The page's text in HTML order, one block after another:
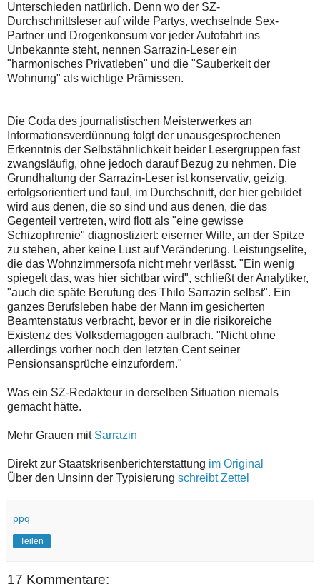
Unterschieden natürlich. Denn wo der SZ-
Durchschnittsleser auf wilde Partys, wechselnde Sex-
Partner und Drogenkonsum vor jeder Autofahrt ins
Unbekannte steht, nennen Sarrazin-Leser ein
"harmonisches Privatleben" und die "Sauberkeit der
Wohnung" als wichtige Prämissen.
Die Coda des journalistischen Meisterwerkes an
Informationsverdünnung folgt der unausgesprochenen
Erkenntnis der Selbstähnlichkeit beider Lesergruppen fast
zwangsläufig, ohne jedoch darauf Bezug zu nehmen. Die
Grundhaltung der Sarrazin-Leser ist konservativ, geizig,
erfolgsorientiert und faul, im Durchschnitt, der hier gebildet
wird aus denen, die so sind und aus denen, die das
Gegenteil vertreten, wird flott als "eine gewisse
Schizophrenie" diagnostiziert: eiserner Wille, an der Spitze
zu stehen, aber keine Lust auf Veränderung. Leistungselite,
die das Wohnzimmersofa nicht mehr verlässt. "Ein wenig
spiegelt das, was hier sichtbar wird", schließt der Analytiker,
"auch die späte Berufung des Thilo Sarrazin selbst". Ein
ganzes Berufsleben habe der Mann im gesicherten
Beamtenstatus verbracht, bevor er in die risikoreiche
Existenz des Volksdemagogen aufbrach. "Nicht ohne
allerdings vorher noch den letzten Cent seiner
Pensionsansprüche einzufordern."
Was ein SZ-Redakteur in derselben Situation niemals
gemacht hätte.
Mehr Grauen mit Sarrazin
Direkt zur Staatskrisenberichterstattung im Original
Über den Unsinn der Typisierung schreibt Zettel
ppq
Teilen
17 Kommentare: